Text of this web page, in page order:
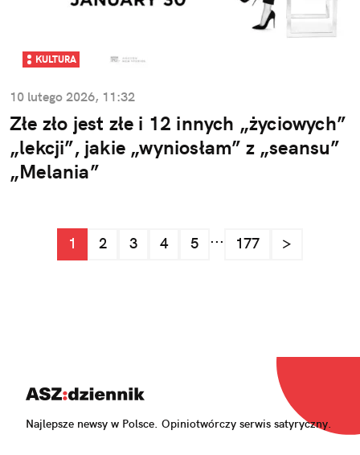
KULTURA
10 lutego 2026, 11:32
Złe zło jest złe i 12 innych „życiowych”
„lekcji”, jakie „wyniosłam” z „seansu”
„Melania”
1 2 3 4 5 ... 177 >
Najlepsze newsy w Polsce. Opiniotwórczy serwis satyryczny.